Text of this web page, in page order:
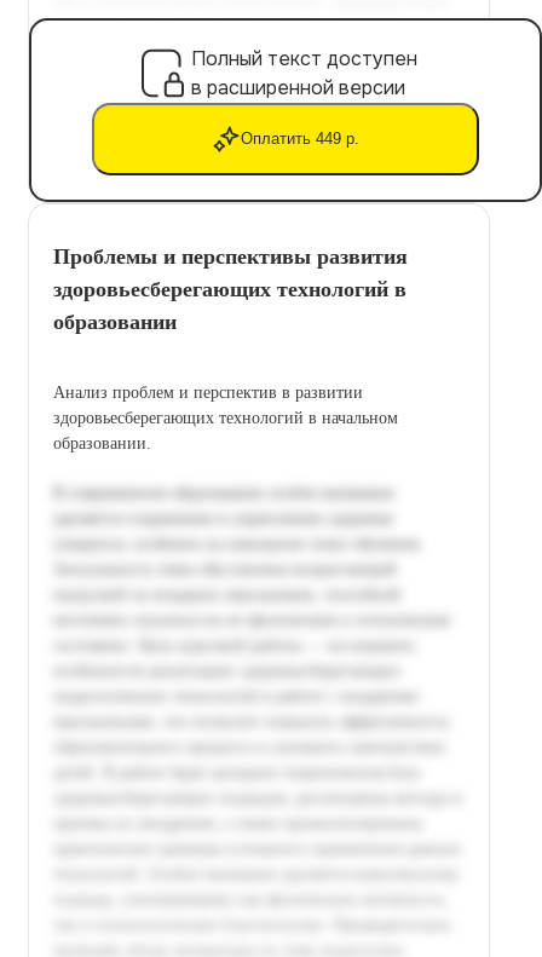
Полный текст доступен
в расширенной версии
Оплатить 449 р.
Проблемы и перспективы развития
здоровьесберегающих технологий в
образовании
Анализ проблем и перспектив в развитии
здоровьесберегающих технологий в начальном
образовании.